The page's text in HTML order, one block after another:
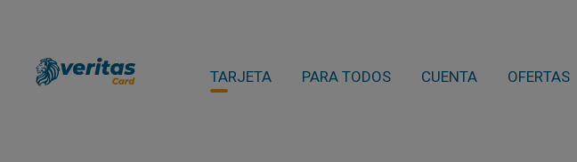
TARJETA PARA TODOS CUENTA OFERTAS